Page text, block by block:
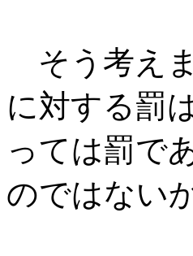
そう考え
に対する罰
っては罰で
のではない